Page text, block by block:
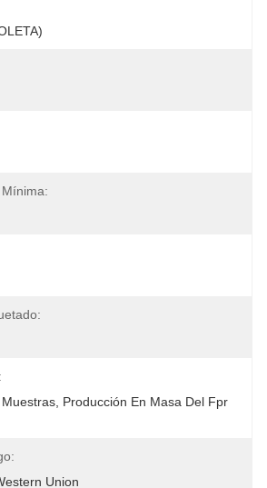
Producción En Masa Del Fpr
Union